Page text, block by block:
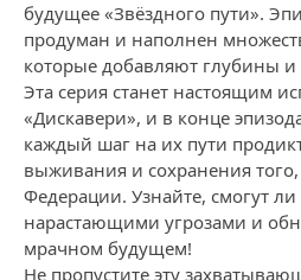
будущее «Звёздного пути».
продуман и наполнен
которые добавляют глубины и
Эта серия станет настоящим
«Дискавери», и в конце
каждый шаг на их пути
выживания и сохранения того,
Федерации. Узнайте, смогут
нарастающими угрозами и
мрачном будущем!
Не пропустите эту